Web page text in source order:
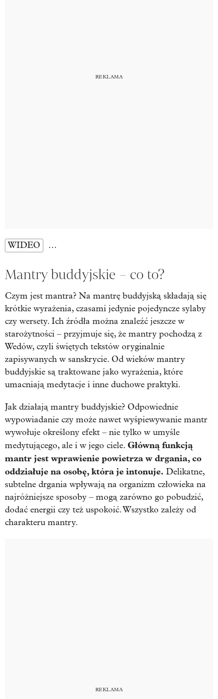
WIDEO …
Mantry buddyjskie – co to?
Czym jest mantra? Na mantrę buddyjską składają się
krótkie wyrażenia, czasami jedynie pojedyncze sylaby
czy wersety. Ich źródła można znaleźć jeszcze w
starożytności – przyjmuje się, że mantry pochodzą z
Wedów, czyli świętych tekstów oryginalnie
zapisywanych w sanskrycie. Od wieków mantry
buddyjskie są traktowane jako wyrażenia, które
umacniają medytacje i inne duchowe praktyki.
Jak działają mantry buddyjskie? Odpowiednie
wypowiadanie czy może nawet wyśpiewywanie mantr
wywołuje określony efekt – nie tylko w umyśle
medytującego, ale i w jego ciele. Główną funkcją
mantr jest wprawienie powietrza w drgania, co
oddziałuje na osobę, która je intonuje. Delikatne,
subtelne drgania wpływają na organizm człowieka na
najróżniejsze sposoby – mogą zarówno go pobudzić,
dodać energii czy też uspokoić. Wszystko zależy od
charakteru mantry.